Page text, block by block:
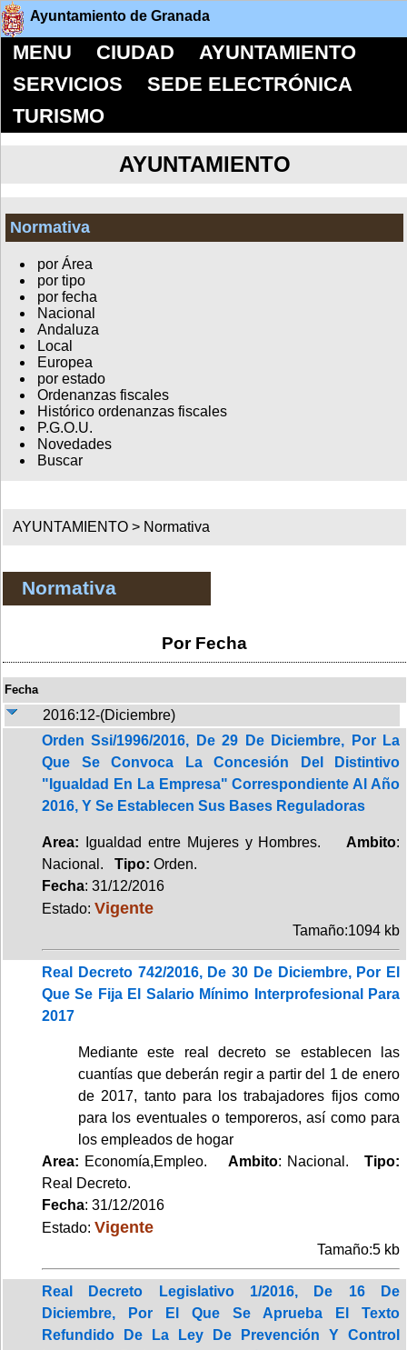
Ayuntamiento de Granada
MENU CIUDAD
AYUNTAMIENTO
SERVICIOS
SEDE ELECTRÓNICA
TURISMO
AYUNTAMIENTO
Normativa
por Área
por tipo
por fecha
Nacional
Andaluza
Local
Europea
por estado
Ordenanzas fiscales
Histórico ordenanzas fiscales
P.G.O.U.
Novedades
Buscar
AYUNTAMIENTO > Normativa
Normativa
Por Fecha
Fecha
2016:12-(Diciembre)
Orden Ssi/1996/2016, De 29 De Diciembre, Por La
Que Se Convoca La Concesión Del Distintivo
"Igualdad En La Empresa" Correspondiente Al Año
2016, Y Se Establecen Sus Bases Reguladoras
Area: Igualdad entre Mujeres y Hombres. Ambito:
Nacional. Tipo: Orden.
Fecha: 31/12/2016
Estado: Vigente
Tamaño:1094 kb
Real Decreto 742/2016, De 30 De Diciembre, Por El
Que Se Fija El Salario Mínimo Interprofesional Para
2017
Mediante este real decreto se establecen las
cuantías que deberán regir a partir del 1 de enero
de 2017, tanto para los trabajadores fijos como
para los eventuales o temporeros, así como para
los empleados de hogar
Area: Economía,Empleo. Ambito: Nacional.Tipo:
Real Decreto.
Fecha: 31/12/2016
Estado: Vigente
Tamaño:5 kb
Real Decreto Legislativo 1/2016, De 16 De
Diciembre, Por El Que Se Aprueba El Texto
Refundido De La Ley De Prevención Y Control